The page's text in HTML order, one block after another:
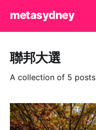
metasydney
聯邦大選
A collection of 5 posts